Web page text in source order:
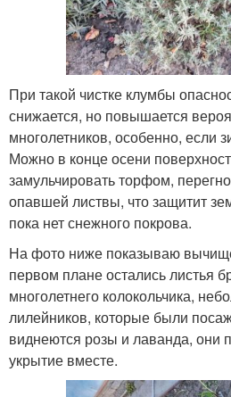
При такой чистке клумбы
снижается, но повышается
многолетников, особенно, если
Можно в конце осени
замульчировать торфом,
опавшей листвы, что защитит
пока нет снежного покрова.
На фото ниже показываю
первом плане остались листья
многолетнего колокольчика,
лилейников, которые были
виднеются розы и лаванда, они
укрытие вместе.